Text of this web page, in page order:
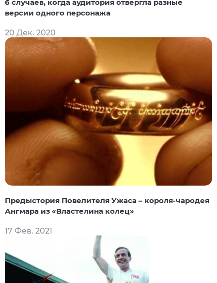
6 случаев, когда аудитория отвергла разные
версии одного персонажа
20 Дек. 2020
Предыстория Повелителя Ужаса – короля-чародея
Ангмара из «Властелина колец»
17 Фев. 2021